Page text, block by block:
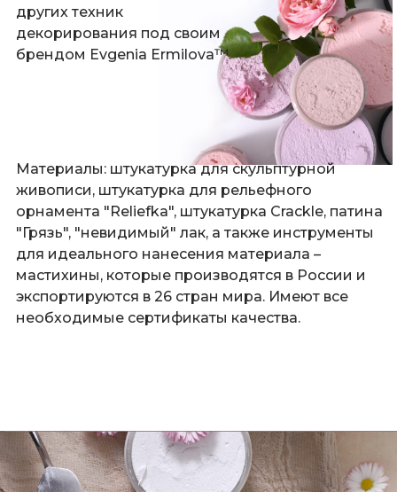
Материалы: штукатурка для скульптурной
живописи, штукатурка для рельефного
орнамента "Reliefka", штукатурка Crackle, патина
"Грязь", "невидимый" лак, а также инструменты
для идеального нанесения материала –
мастихины, которые производятся в России и
экспортируются в 26 стран мира. Имеют все
необходимые сертификаты качества.
других техник
декорирования под своим
брендом Evgenia Ermilova™.